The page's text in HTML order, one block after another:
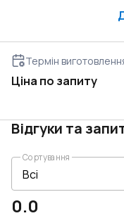
Термін
Ціна по запиту
Відгуки та
0.0
Сортування